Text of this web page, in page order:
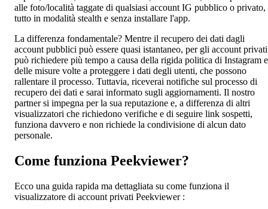
alle foto/località taggate di qualsiasi account IG pubblico o
tutto in modalità stealth e senza installare l'app.
La differenza fondamentale? Mentre il recupero dei dati dagli
account pubblici può essere quasi istantaneo, per gli account privati
può richiedere più tempo a causa della rigida politica di Instagram e
delle misure volte a proteggere i dati degli utenti, che possono
rallentare il processo. Tuttavia, riceverai notifiche sul processo di
recupero dei dati e sarai informato sugli aggiornamenti. Il nostro
partner si impegna per la sua reputazione e, a differenza di altri
visualizzatori che richiedono verifiche e di seguire link sospetti,
funziona davvero e non richiede la condivisione di alcun dato
personale.
Come funziona Peekviewer?
Ecco una guida rapida ma dettagliata su come funziona il
visualizzatore di account privati Peekviewer :